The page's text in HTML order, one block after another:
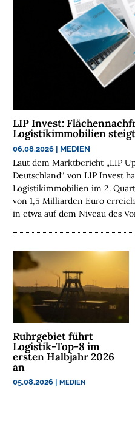
O
E
N
S
C
H
E
N
A
C
H
A
L
I
G
K
I
LIP Invest:
Logistikimmobilien
06.08.2026 | MEDIEN
Laut dem Marktbericht „LIP
Deutschland“ von LIP Invest
Logistikimmobilien im 2.
von 1,5 Milliarden Euro
in etwa auf dem Niveau des
Ruhrgebiet führt
Logistik-Top-8 im
ersten Halbjahr 2026
an
05.08.2026 |MEDIEN